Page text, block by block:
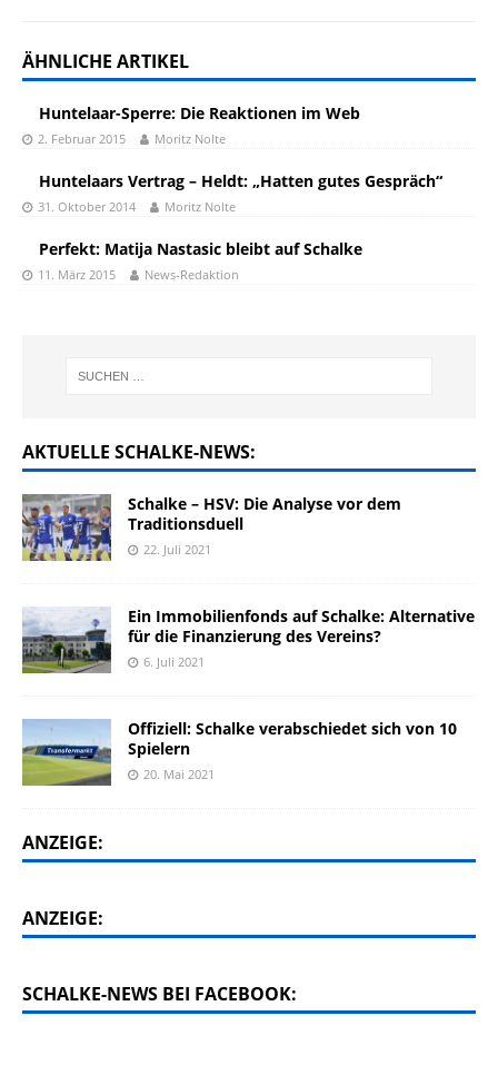
ÄHNLICHE ARTIKEL
Huntelaar-Sperre: Die Reaktionen im Web
2. Februar 2015 Moritz Nolte
Huntelaars Vertrag – Heldt: „Hatten gutes Gespräch“
31. Oktober 2014 Moritz Nolte
Perfekt: Matija Nastasic bleibt auf Schalke
11. März 2015 News-Redaktion
AKTUELLE SCHALKE-NEWS:
Schalke – HSV: Die Analyse vor dem
Traditionsduell
22. Juli 2021
Ein Immobilienfonds auf Schalke: Alternative
für die Finanzierung des Vereins?
6. Juli 2021
Offiziell: Schalke verabschiedet sich von 10
Spielern
20. Mai 2021
ANZEIGE:
ANZEIGE:
SCHALKE-NEWS BEI FACEBOOK: